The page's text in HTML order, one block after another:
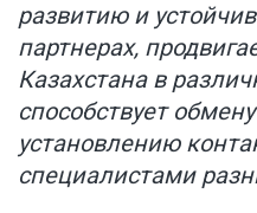
развитию и
партнерах,
Казахстана в
способствует
установлению
специалистами